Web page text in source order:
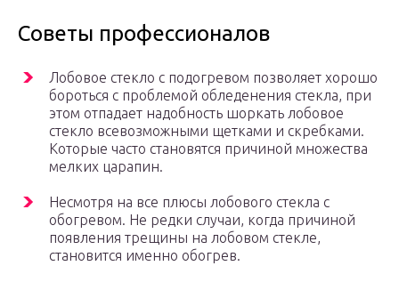
Советы профессионалов
Лобовое стекло с подогревом позволяет хорошо
бороться с проблемой обледенения стекла, при
этом отпадает надобность шоркать лобовое
стекло всевозможными щетками и скребками.
Которые часто становятся причиной множества
мелких царапин.
Несмотря на все плюсы лобового стекла с
обогревом. Не редки случаи, когда причиной
появления трещины на лобовом стекле,
становится именно обогрев.